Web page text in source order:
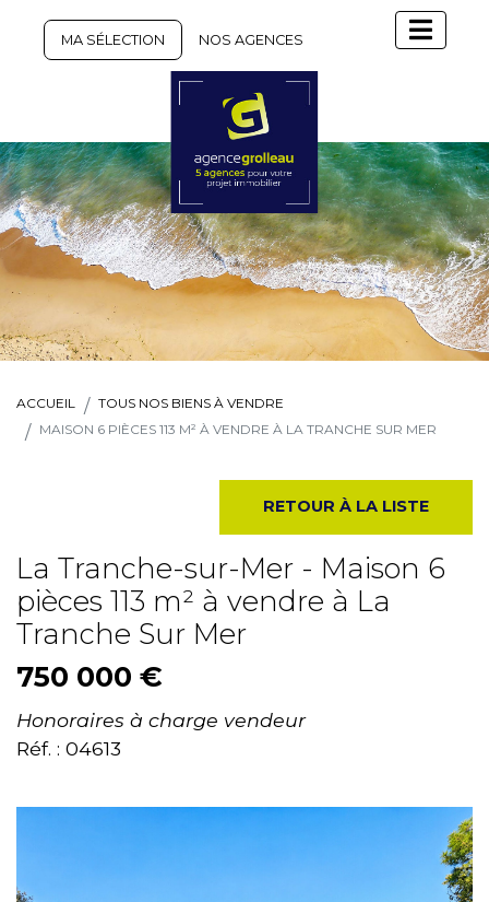
MA SÉLECTION NOS AGENCES
ACCUEIL
TOUS NOS BIENS À VENDRE
MAISON 6 PIÈCES 113 M² À VENDRE À LA TRANCHE SUR MER
RETOUR À LA LISTE
La Tranche-sur-Mer - Maison 6
pièces 113 m² à vendre à La
Tranche Sur Mer
750 000 €
Honoraires à charge vendeur
Réf. : 04613